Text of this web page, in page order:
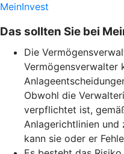
MeinInvest
Das sollten Sie bei
Die
Vermögensverwalter
Obwohl die
verpflichtet ist,
Anlagerichtlinien und
kann sie oder er